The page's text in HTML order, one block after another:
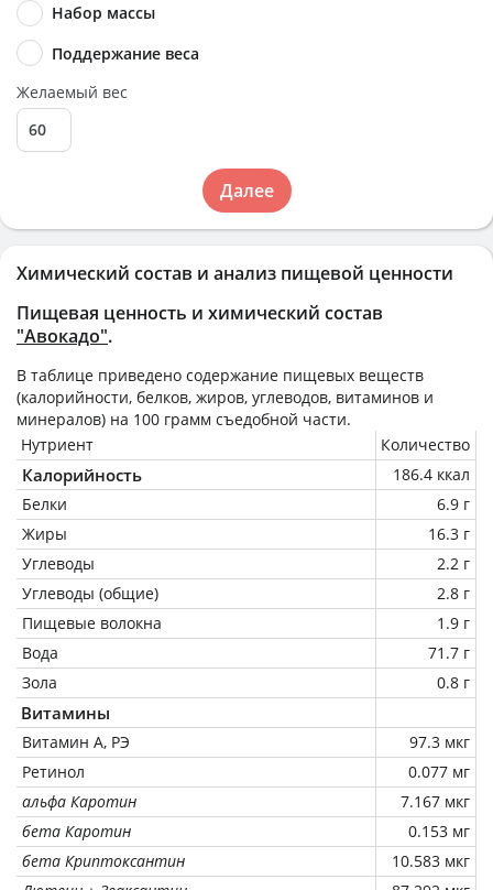
Химический состав и анализ пищевой ценности
Пищевая ценность и химический состав
"Авокадо".
В таблице приведено содержание пищевых веществ
(калорийности, белков, жиров, углеводов, витаминов и
минералов) на 100 грамм съедобной части.
Нутриент
Количество
Калорийность
186.4 ккал
Белки
6.9 г
Жиры
16.3 г
Углеводы
2.2 г
Углеводы (общие)
2.8 г
Пищевые волокна
1.9 г
Вода
71.7 г
Зола
0.8 г
Витамины
Витамин А, РЭ
97.3 мкг
Ретинол
0.077 мг
альфа Каротин
7.167 мкг
бета Каротин
0.153 мг
бета Криптоксантин
10.583 мкг
Набор массы
Поддержание веса
Желаемый вес
Далее